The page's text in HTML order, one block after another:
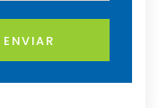
ENVIAR